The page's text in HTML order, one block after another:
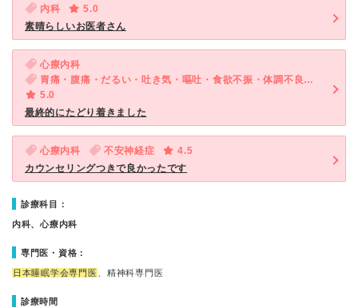
内科
5.0
素晴らしいお医者さん
心療内科
胃痛・腹痛・だるい・吐き気・嘔吐・食欲不振・体調不良・気が滅入る・不安
5.0
最終的にたどり着きました
心療内科 不安神経症
4.5
カウンセリングつきで良かったです
診療科目：
内科、心療内科
専門医・資格：
日本睡眠学会専門医 、精神科専門医
診療時間